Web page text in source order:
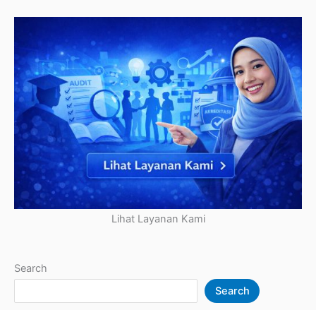
Lihat Layanan Kami
Search
Search